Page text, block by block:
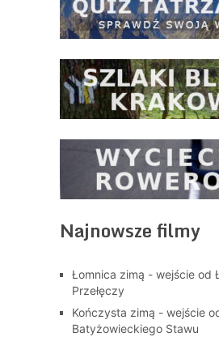
Najnowsze filmy
Łomnica zimą - wejście od
Przełęczy
Kończysta zimą - wejście
Batyżowieckiego Stawu